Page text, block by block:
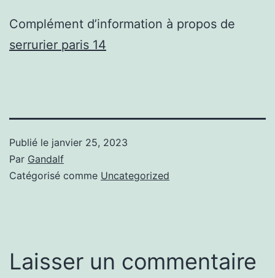
Complément d’information à propos de
serrurier paris 14
Publié le janvier 25, 2023
Par Gandalf
Catégorisé comme Uncategorized
Laisser un commentaire